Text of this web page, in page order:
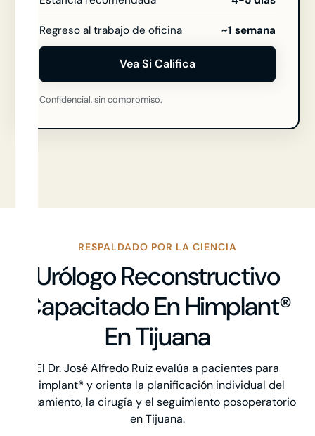
Regreso al trabajo de oficina ~1 semana
Vea Si Califica
Confidencial, sin compromiso.
RESPALDADO POR LA CIENCIA
Urólogo Reconstructivo
Capacitado En Himplant®
En Tijuana
El Dr. José Alfredo Ruiz evalúa a pacientes para
Himplant® y orienta la planificación individual del
tratamiento, la cirugía y el seguimiento posoperatorio
en Tijuana.